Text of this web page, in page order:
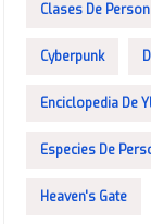
Clases De
Cyberpunk
Enciclopedia De
Especies De
Heaven's Gate